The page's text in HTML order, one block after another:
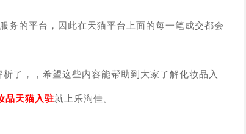
务的平台，因此在天猫平台上面的每一笔成交都会
了， ，希望这些内容能帮助到大家了解化妆品入
品天猫入驻就上乐淘佳。